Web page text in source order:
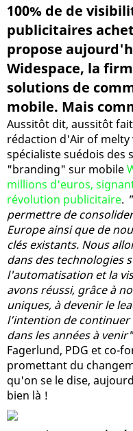
100% de de
publicitaires
propose
Widespace, la
solutions de
mobile. Mais
Aussitôt dit, aussitôt
rédaction d'Air of melty
spécialiste suédois des
"branding" sur mobile
millions d'euros,
révolution publicitaire.
permettre de
Europe ainsi que de
clés existants. Nous
dans des technologies
l'automatisation et la
avons réussi, grâce à
uniques, à devenir le
l’intention de
dans les années à venir"
Fagerlund, PDG et co-
promettant du
qu'on se le dise,
bien là !